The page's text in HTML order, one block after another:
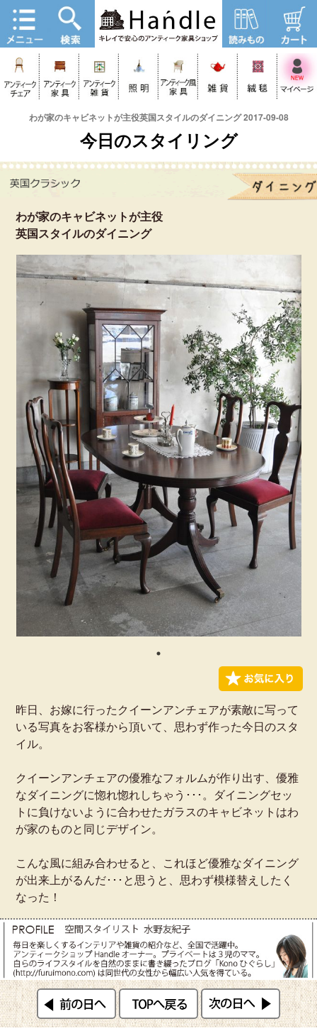
わが家のキャビネットが主役英国スタイルのダイニング 2017-09-08
今日のスタイリング
わが家のキャビネットが主役
英国スタイルのダイニング
昨日、お嫁に行ったクイーンアンチェアが素敵に写って
いる写真をお客様から頂いて、思わず作った今日のスタ
イル。
クイーンアンチェアの優雅なフォルムが作り出す、優雅
なダイニングに惚れ惚れしちゃう･･･。ダイニングセッ
トに負けないように合わせたガラスのキャビネットはわ
が家のものと同じデザイン。
こんな風に組み合わせると、これほど優雅なダイニング
が出来上がるんだ･･･と思うと、思わず模様替えしたく
なった！